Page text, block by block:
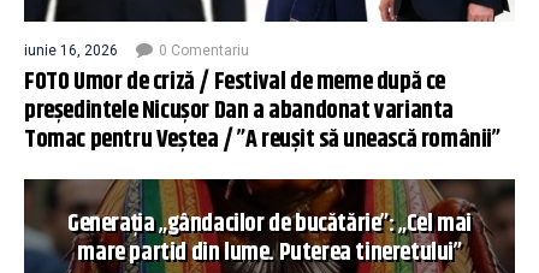
iunie 16, 2026 0 Comentariu
FOTO Umor de criză / Festival de meme după ce
președintele Nicușor Dan a abandonat varianta
Tomac pentru Veștea / ”A reușit să unească românii”
Generația „gândacilor de bucătărie”: „Cel mai
mare partid din lume. Puterea tineretului”